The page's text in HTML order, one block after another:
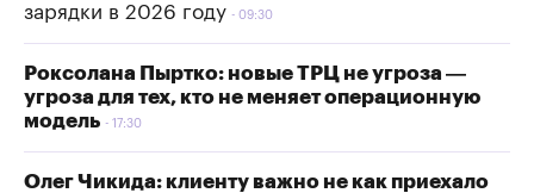
зарядки в 2026 году
09:30
Роксолана Пыртко: новые ТРЦ не угроза —
угроза для тех, кто не меняет операционную
модель
17:30
Олег Чикида: клиенту важно не как приехало